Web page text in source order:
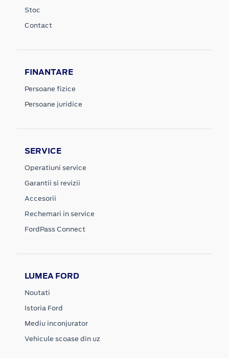
Stoc
Contact
FINANTARE
Persoane fizice
Persoane juridice
SERVICE
Operatiuni service
Garantii si revizii
Accesorii
Rechemari in service
FordPass Connect
LUMEA FORD
Noutati
Istoria Ford
Mediu inconjurator
Vehicule scoase din uz